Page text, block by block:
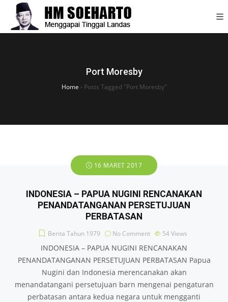
Port Moresby
Home › Posts Tagged "Port Moresby"
16 MARET 2017
INDONESIA – PAPUA NUGINI RENCANAKAN
PENANDATANGANAN PERSETUJUAN
PERBATASAN
Berita Tahun 1979 No Comment 54Views
INDONESIA – PAPUA NUGINI RENCANAKAN
PENANDATANGANAN PERSETUJUAN PERBATASAN Papua
Nugini dan Indonesia merencanakan akan
menandatangani persetujuan barn mengenai pengaturan
perbatasan antara kedua negara untuk mengganti